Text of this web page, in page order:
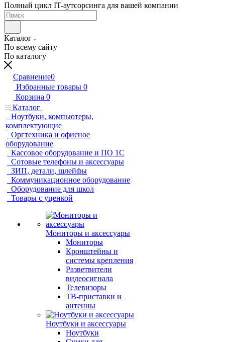
Полный цикл IT-аутсорсинга для вашей компании
Каталог
По всему сайту
По каталогу
Сравнение0
Избранные товары 0
Корзина 0
Каталог
Ноутбуки, компьютеры,
комплектующие
Оргтехника и офисное
оборудование
Кассовое оборудование и ПО 1С
Сотовые телефоны и аксессуары
ЗИП, детали, шлейфы
Коммуникационное оборудование
Оборудование для школ
Товары с уценкой
Мониторы и аксессуары
Мониторы
Кронштейны и
системы крепления
Разветвители
видеосигнала
Телевизоры
ТВ-приставки и
антенны
Ноутбуки и аксессуары
Ноутбуки